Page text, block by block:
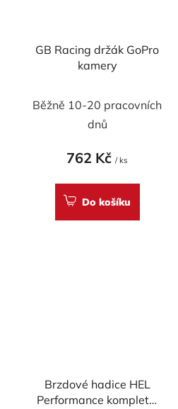
GB Racing držák GoPro
kamery
Běžně 10-20 pracovních
dnů
762 Kč / ks
Do košíku
Brzdové hadice HEL
Performance kompletní